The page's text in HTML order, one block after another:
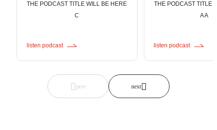
THE PODCAST TITLE WILL BE HERE
C
listen podcast
THE PODCAST TITLE
A A
listen podcast